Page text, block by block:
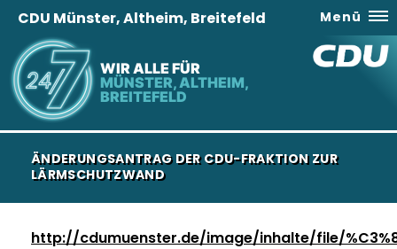
WIR ALLE FÜR
MÜNSTER, ALTHEIM,
BREITEFELD
CDU Münster, Altheim, Breitefeld Menü
ÄNDERUNGSANTRAG DER CDU-FRAKTION ZUR
LÄRMSCHUTZWAND
http://cdumuenster.de/image/inhalte/file/